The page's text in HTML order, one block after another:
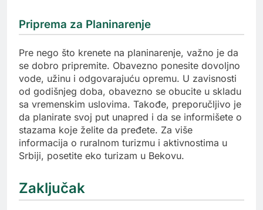
Priprema za Planinarenje
Pre nego što krenete na planinarenje, važno je da
se dobro pripremite. Obavezno ponesite dovoljno
vode, užinu i odgovarajuću opremu. U zavisnosti
od godišnjeg doba, obavezno se obucite u skladu
sa vremenskim uslovima. Takođe, preporučljivo je
da planirate svoj put unapred i da se informišete o
stazama koje želite da pređete. Za više
informacija o ruralnom turizmu i aktivnostima u
Srbiji, posetite eko turizam u Bekovu.
Zaključak